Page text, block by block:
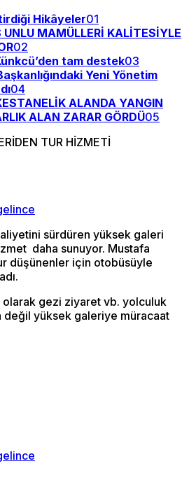
Hikâyeler01
UNLU MAMÜLLERİ KALİTESİYLE
02
tam destek03
Yeni Yönetim
04
ALANDA YANGIN
ALAN ZARAR GÖRDÜ05
sürdüren yüksek galeri
daha sunuyor. Mustafa
düşünenler için otobüsüyle
olarak gezi ziyaret vb. yolculuk
yüksek galeriye müracaat